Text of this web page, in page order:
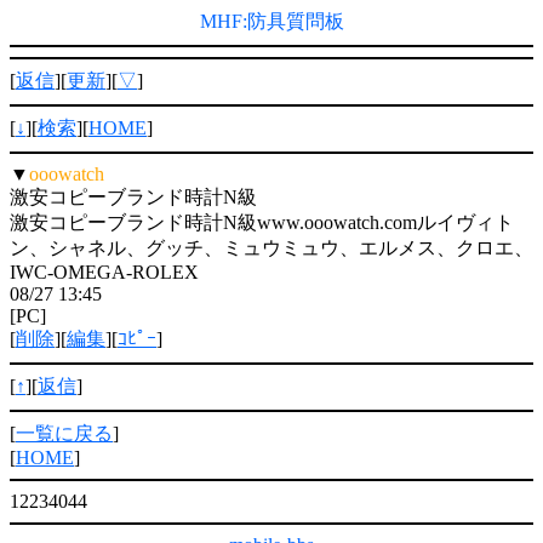
MHF:防具質問板
[返信][更新][▽]
[↓][検索][HOME]
▼ooowatch
激安コピーブランド時計N級
激安コピーブランド時計N級www.ooowatch.comルイヴィト
ン、シャネル、グッチ、ミュウミュウ、エルメス、クロエ、
IWC-OMEGA-ROLEX
08/27 13:45
[PC]
[削除][編集][ｺﾋﾟｰ]
[↑][返信]
[一覧に戻る]
[HOME]
12234044